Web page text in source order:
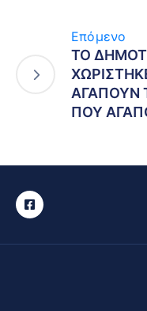
Επόμενο
ΤΟ
ΑΓΑΠΟΥΝ
ΠΟΥ